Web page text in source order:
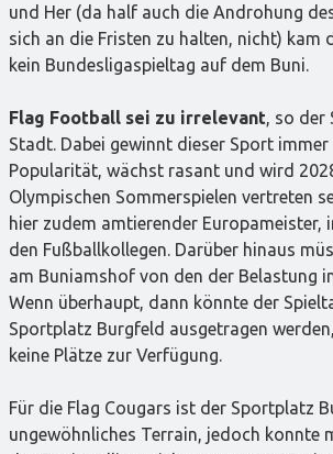
und Her (da half auch die Androhung
sich an die Fristen zu halten, nicht) kam
kein Bundesligaspieltag auf dem Buni.
Flag Football sei zu irrelevant, so der
Stadt. Dabei gewinnt dieser Sport immer
Popularität, wächst rasant und wird
Olympischen Sommerspielen vertreten
hier zudem amtierender Europameister,
den Fußballkollegen. Darüber hinaus
am Buniamshof von den der Belastung
Wenn überhaupt, dann könnte der
Sportplatz Burgfeld ausgetragen
keine Plätze zur Verfügung.
Für die Flag Cougars ist der Sportplatz
ungewöhnliches Terrain, jedoch konnte